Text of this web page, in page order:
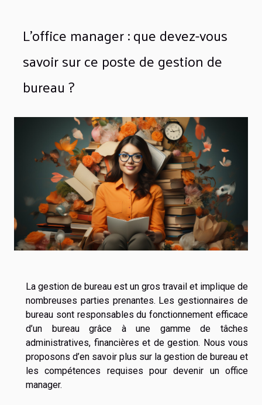
L’office manager : que devez-vous
savoir sur ce poste de gestion de
bureau ?
La gestion de bureau est un gros travail et implique de
nombreuses parties prenantes. Les gestionnaires de
bureau sont responsables du fonctionnement efficace
d’un bureau grâce à une gamme de tâches
administratives, financières et de gestion. Nous vous
proposons d’en savoir plus sur la gestion de bureau et
les compétences requises pour devenir un office
manager.